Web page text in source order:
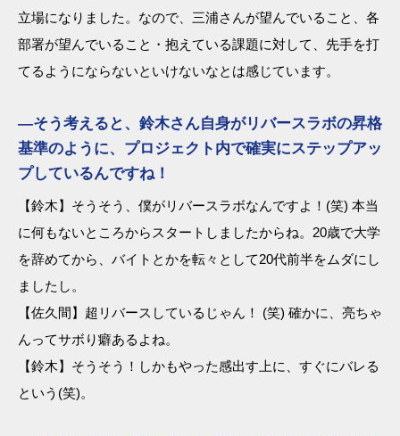
立場になりました。なので、三浦さんが望んでいること、各
部署が望んでいること・抱えている課題に対して、先手を打
てるようにならないといけないなとは感じています。
―そう考えると、鈴木さん自身がリバースラボの昇格
基準のように、プロジェクト内で確実にステップアッ
プしているんですね！
【鈴木】そうそう、僕がリバースラボなんですよ！(笑) 本当
に何もないところからスタートしましたからね。20歳で大学
を辞めてから、バイトとかを転々として20代前半をムダにし
ましたし。
【佐久間】超リバースしているじゃん！ (笑) 確かに、亮ちゃ
んってサボり癖あるよね。
【鈴木】そうそう！しかもやった感出す上に、すぐにバレる
という(笑)。